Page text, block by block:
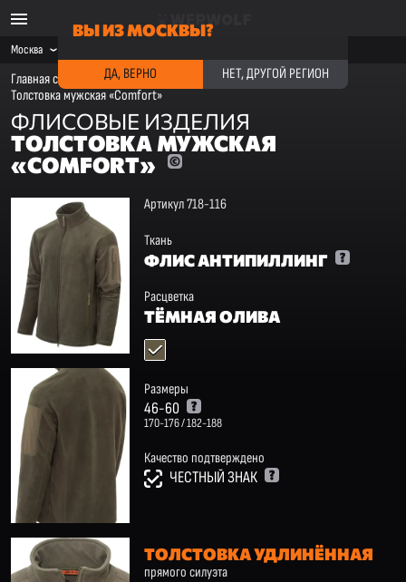
Москва
Главная страница · Каталог Флисовые изделия
·
Толстовка мужская «Сomfort»
ФЛИСОВЫЕ ИЗДЕЛИЯ
ТОЛСТОВКА МУЖСКАЯ
«СOMFORT»
Артикул 718-116
Ткань
ФЛИС АНТИПИЛЛИНГ
Расцветка
ТЁМНАЯ ОЛИВА
Размеры
46-60
170-176 / 182-188
Качество подтверждено
ЧЕСТНЫЙ ЗНАК
ТОЛСТОВКА УДЛИНЁННАЯ
прямого силуэта
ВЫ ИЗ МОСКВЫ?
ДА, ВЕРНО НЕТ, ДРУГОЙ РЕГИОН